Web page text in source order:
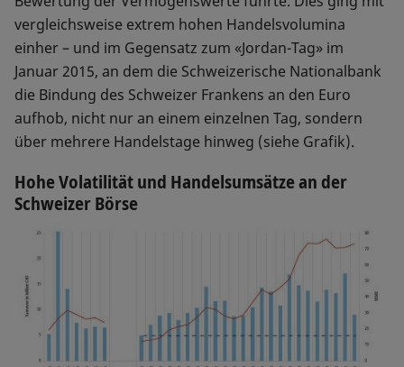
vergleichsweise extrem hohen Handelsvolumina
einher – und im Gegensatz zum «Jordan-Tag» im
Januar 2015, an dem die Schweizerische Nationalbank
die Bindung des Schweizer Frankens an den Euro
aufhob, nicht nur an einem einzelnen Tag, sondern
über mehrere Handelstage hinweg (siehe Grafik).
Hohe Volatilität und Handelsumsätze an der
Schweizer Börse